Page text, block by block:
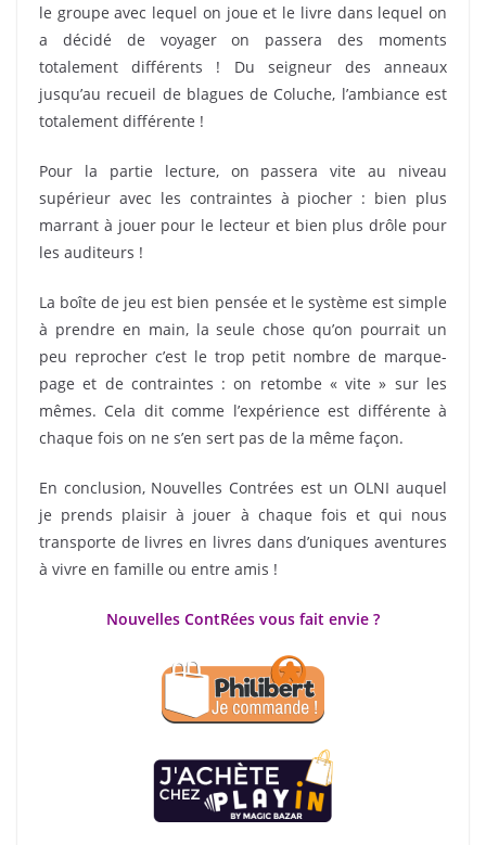
le groupe avec lequel on joue et le livre dans lequel on
a décidé de voyager on passera des moments
totalement différents ! Du seigneur des anneaux
jusqu’au recueil de blagues de Coluche, l’ambiance est
totalement différente !
Pour la partie lecture, on passera vite au niveau
supérieur avec les contraintes à piocher : bien plus
marrant à jouer pour le lecteur et bien plus drôle pour
les auditeurs !
La boîte de jeu est bien pensée et le système est simple
à prendre en main, la seule chose qu’on pourrait un
peu reprocher c’est le trop petit nombre de marque-
page et de contraintes : on retombe « vite » sur les
mêmes. Cela dit comme l’expérience est différente à
chaque fois on ne s’en sert pas de la même façon.
En conclusion, Nouvelles Contrées est un OLNI auquel
je prends plaisir à jouer à chaque fois et qui nous
transporte de livres en livres dans d’uniques aventures
à vivre en famille ou entre amis !
Nouvelles ContRées vous fait envie ?